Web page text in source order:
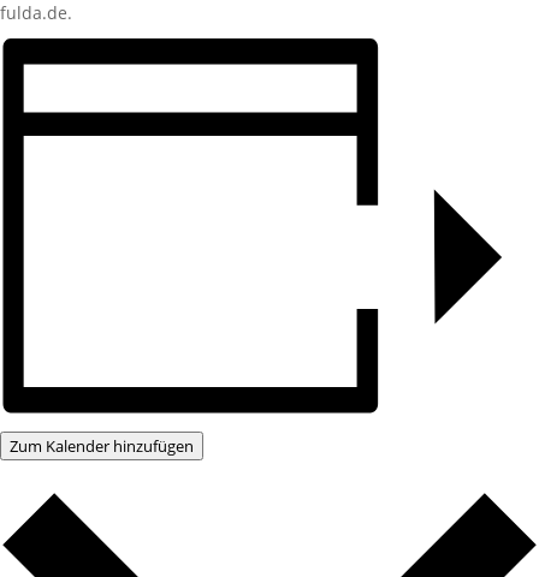
fulda.de.
Zum Kalender hinzufügen